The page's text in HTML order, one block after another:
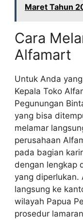
Maret Tahun
Cara
Alfamart
Untuk Anda
Kepala Toko
Pegunungan
yang bisa
melamar
perusahaan
pada bagian
dengan lengkap
yang diperlukan.
langsung ke
wilayah Papua
prosedur